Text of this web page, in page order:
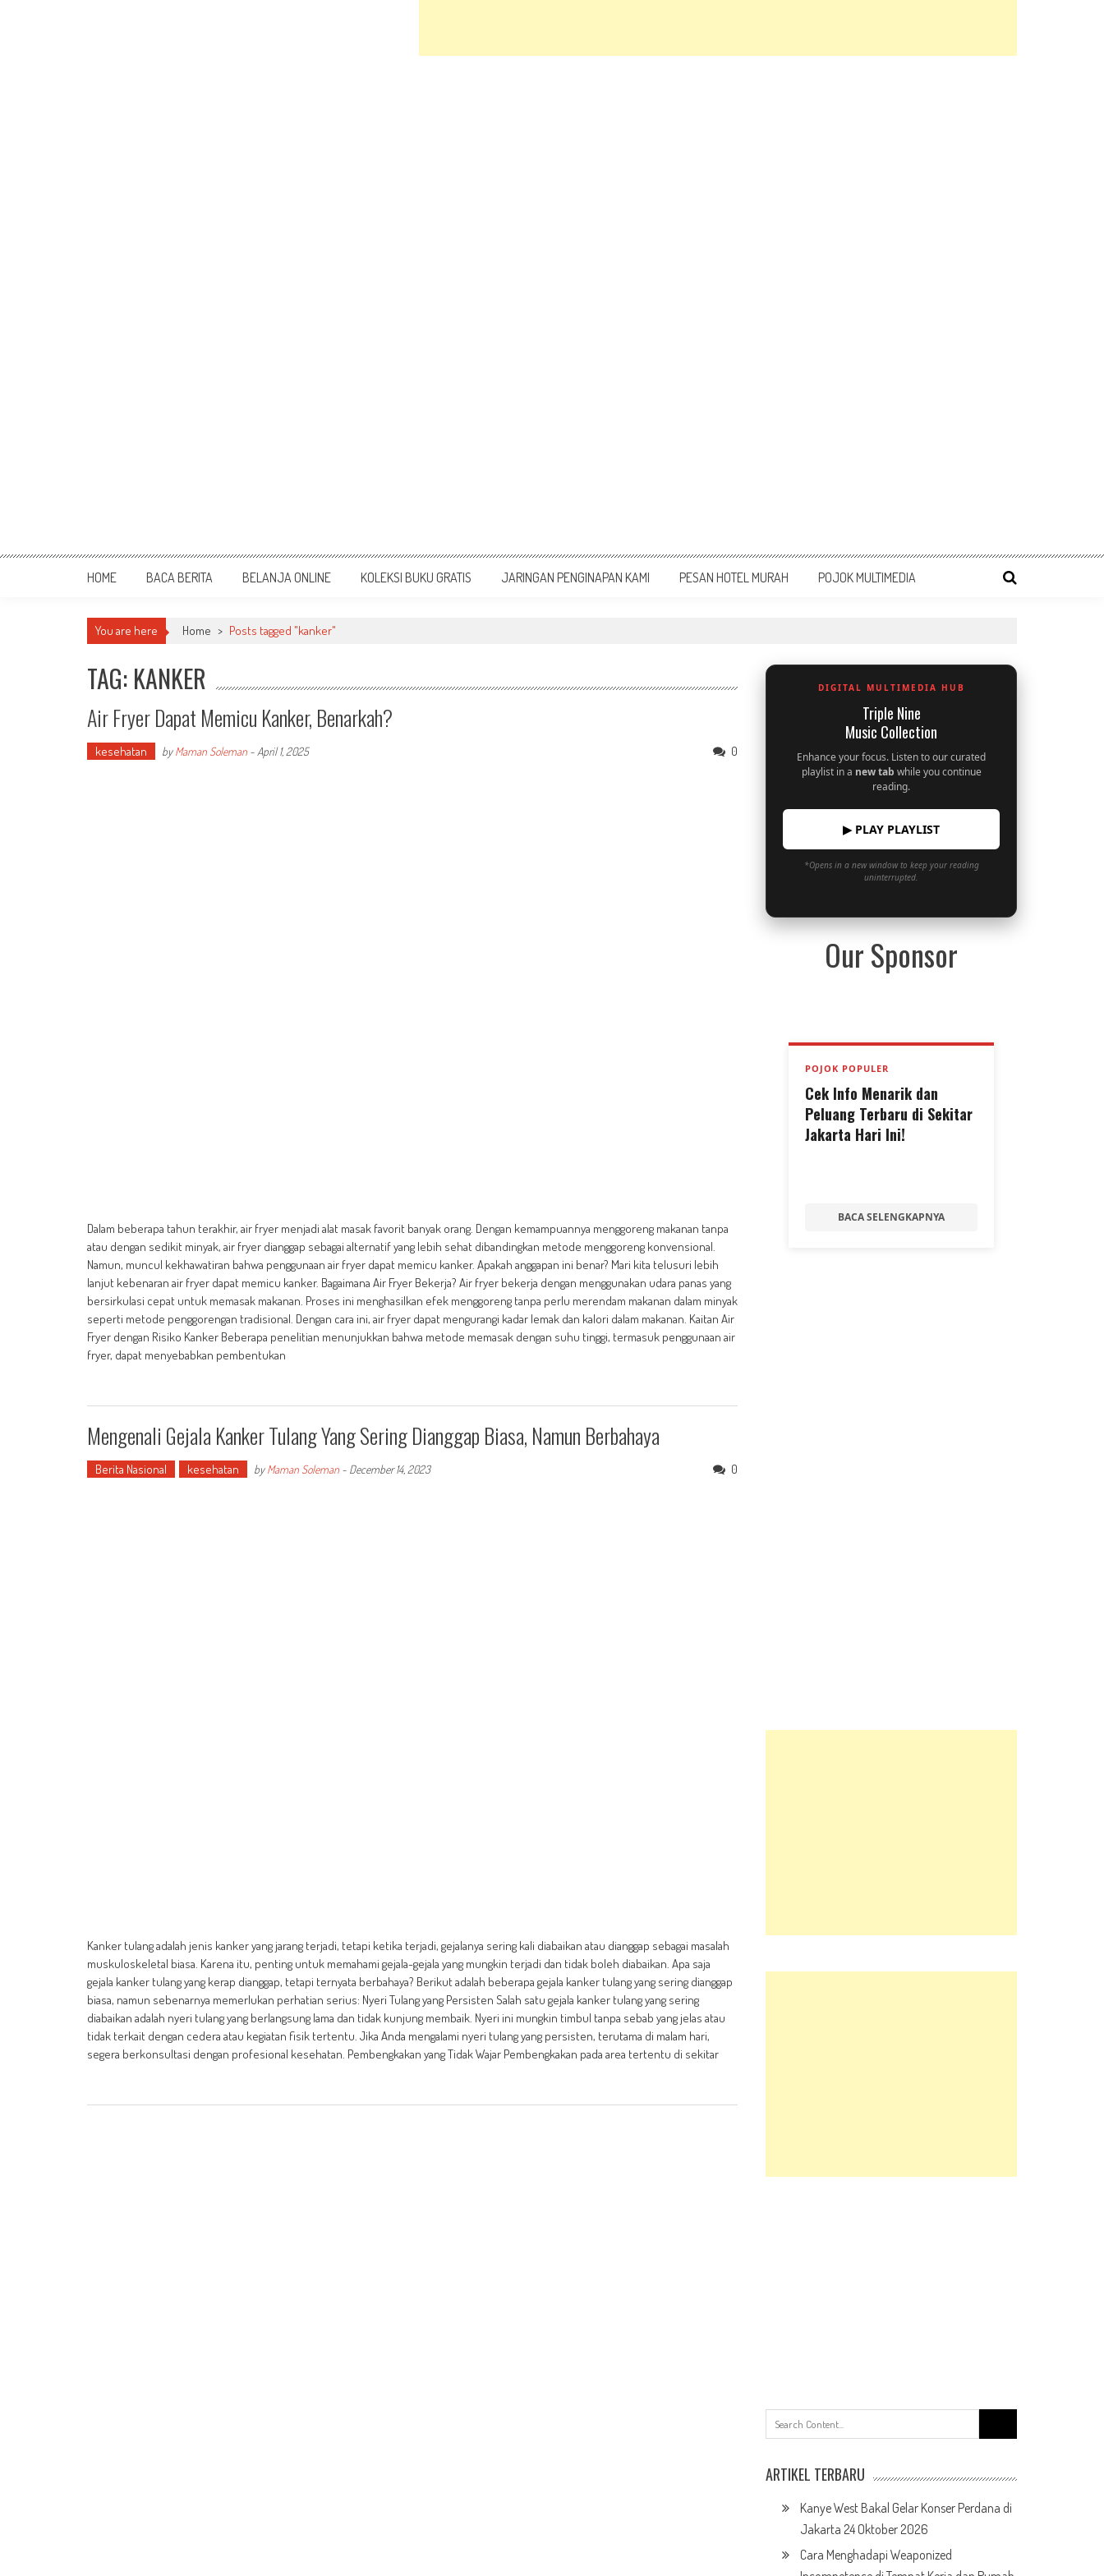
HOME BACA BERITA BELANJA ONLINE KOLEKSI BUKU GRATIS JARINGAN PENGINAPAN KAMI PESAN HOTEL MURAH POJOK MULTIMEDIA
You are here Home > Posts tagged "kanker"
TAG: KANKER
Air Fryer Dapat Memicu Kanker, Benarkah?
kesehatan byMaman Soleman - April 1, 2025 0
Dalam beberapa tahun terakhir, air fryer menjadi alat masak favorit banyak orang. Dengan kemampuannya menggoreng makanan tanpa
atau dengan sedikit minyak, air fryer dianggap sebagai alternatif yang lebih sehat dibandingkan metode menggoreng konvensional.
Namun, muncul kekhawatiran bahwa penggunaan air fryer dapat memicu kanker. Apakah anggapan ini benar? Mari kita telusuri lebih
lanjut kebenaran air fryer dapat memicu kanker. Bagaimana Air Fryer Bekerja? Air fryer bekerja dengan menggunakan udara panas yang
bersirkulasi cepat untuk memasak makanan. Proses ini menghasilkan efek menggoreng tanpa perlu merendam makanan dalam minyak
seperti metode penggorengan tradisional. Dengan cara ini, air fryer dapat mengurangi kadar lemak dan kalori dalam makanan. Kaitan Air
Fryer dengan Risiko Kanker Beberapa penelitian menunjukkan bahwa metode memasak dengan suhu tinggi, termasuk penggunaan air
fryer, dapat menyebabkan pembentukan
Mengenali Gejala Kanker Tulang Yang Sering Dianggap Biasa, Namun Berbahaya
Berita Nasional kesehatan byMaman Soleman - December 14, 2023 0
Kanker tulang adalah jenis kanker yang jarang terjadi, tetapi ketika terjadi, gejalanya sering kali diabaikan atau dianggap sebagai masalah
muskuloskeletal biasa. Karena itu, penting untuk memahami gejala-gejala yang mungkin terjadi dan tidak boleh diabaikan. Apa saja
gejala kanker tulang yang kerap dianggap, tetapi ternyata berbahaya? Berikut adalah beberapa gejala kanker tulang yang sering dianggap
biasa, namun sebenarnya memerlukan perhatian serius: Nyeri Tulang yang Persisten Salah satu gejala kanker tulang yang sering
diabaikan adalah nyeri tulang yang berlangsung lama dan tidak kunjung membaik. Nyeri ini mungkin timbul tanpa sebab yang jelas atau
tidak terkait dengan cedera atau kegiatan fisik tertentu. Jika Anda mengalami nyeri tulang yang persisten, terutama di malam hari,
segera berkonsultasi dengan profesional kesehatan. Pembengkakan yang Tidak Wajar Pembengkakan pada area tertentu di sekitar
DIGITAL MULTIMEDIA HUB
Triple Nine
Music Collection
Enhance your focus. Listen to our curated
playlist in a new tab while you continue
reading.
▶ PLAY PLAYLIST
*Opens in a new window to keep your reading
uninterrupted.
Our Sponsor
POJOK POPULER
Cek Info Menarik dan
Peluang Terbaru di Sekitar
Jakarta Hari Ini!
BACA SELENGKAPNYA
ARTIKEL TERBARU
Kanye West Bakal Gelar Konser Perdana di
Jakarta 24 Oktober 2026
Cara Menghadapi Weaponized